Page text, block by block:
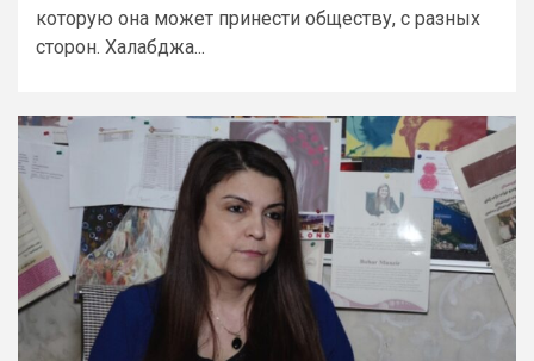
которую она может принести обществу, с разных
сторон. Халабджа...